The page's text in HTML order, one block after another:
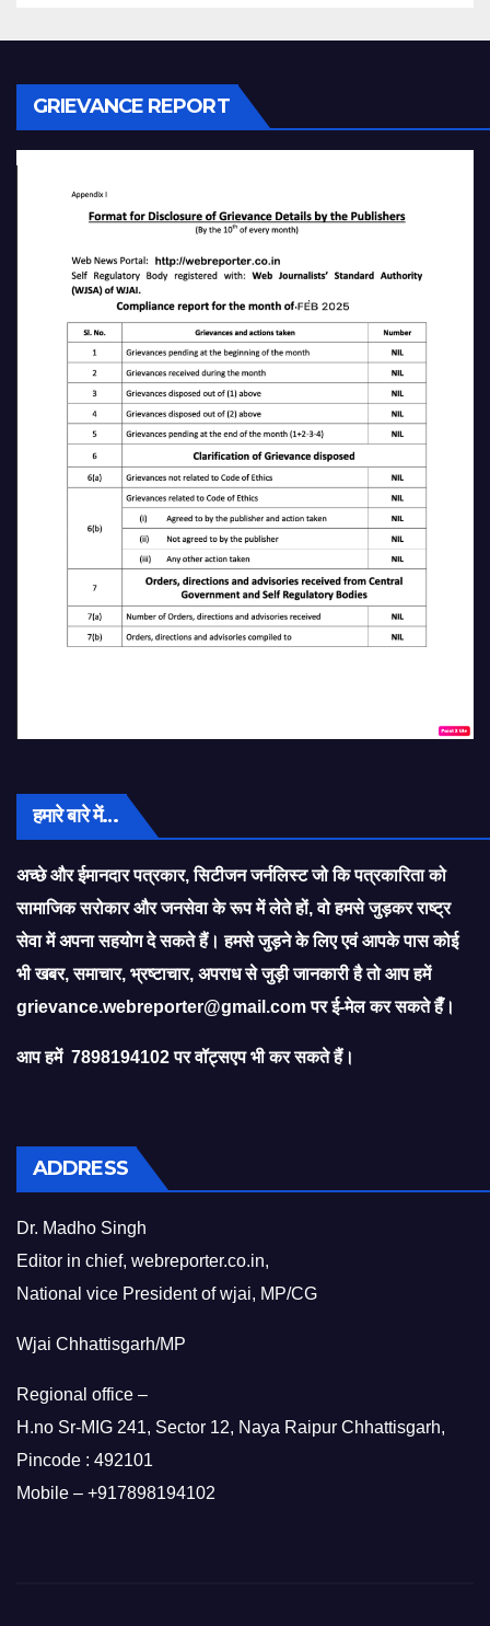
GRIEVANCE REPORT
हमारे बारे में…
अच्छे और ईमानदार पत्रकार, सिटीजन जर्नलिस्ट जो कि पत्रकारिता को
सामाजिक सरोकार और जनसेवा के रूप में लेते हों, वो हमसे जुड़कर राष्ट्र
सेवा में अपना सहयोग दे सकते हैं। हमसे जुड़ने के लिए एवं आपके पास कोई
भी खबर, समाचार, भ्रष्टाचार, अपराध से जुड़ी जानकारी है तो आप हमें
grievance.webreporter@gmail.comपर ई-मेल कर सकते हैँ।
आप हमें 7898194102 पर वॉट्सएप भी कर सकते हैं।
ADDRESS
Dr. Madho Singh
Editor in chief, webreporter.co.in,
National vice President of wjai, MP/CG
Wjai Chhattisgarh/MP
Regional office –
H.no Sr-MIG 241, Sector 12, Naya Raipur Chhattisgarh,
Pincode : 492101
Mobile – +917898194102